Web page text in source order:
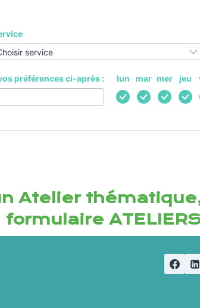
préférences ci-après : lun mar mer jeu
Atelier
formulaire